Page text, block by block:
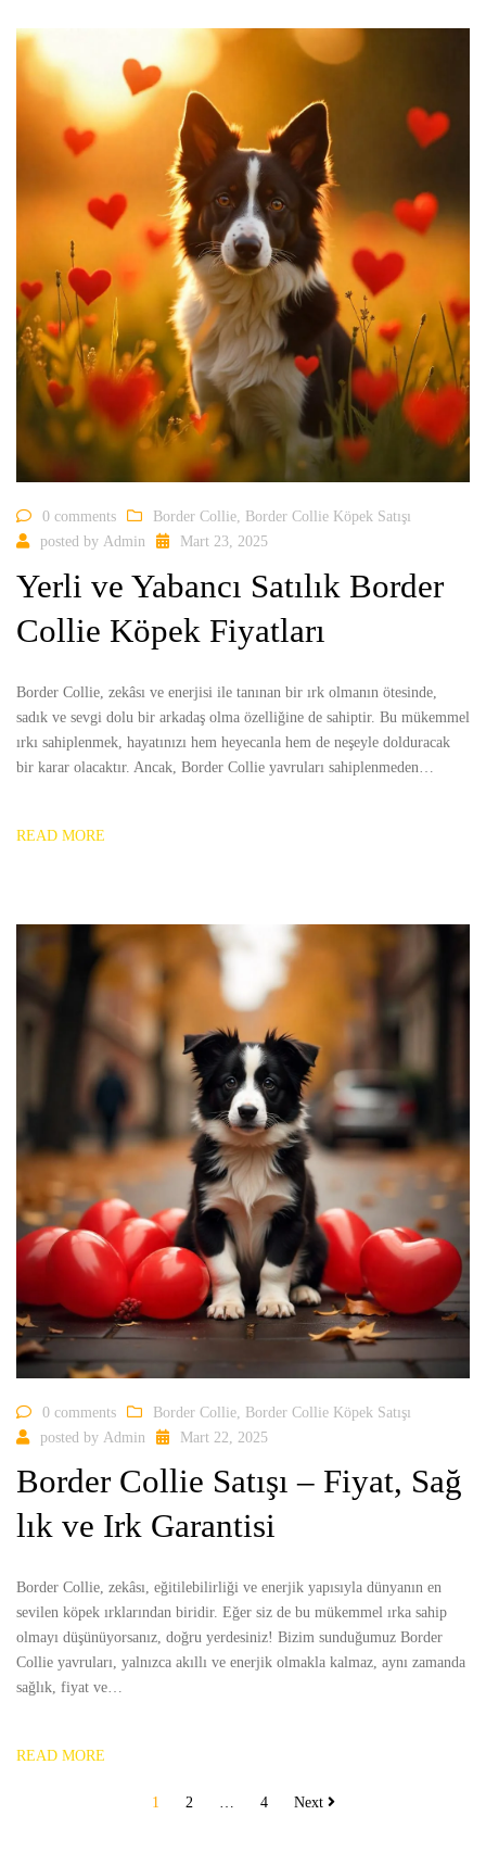
0 comments Border Collie, Border Collie Köpek Satışı
posted by Admin Mart 23, 2025
Yerli ve Yabancı Satılık Border
Collie Köpek Fiyatları
Border Collie, zekâsı ve enerjisi ile tanınan bir ırk olmanın ötesinde,
sadık ve sevgi dolu bir arkadaş olma özelliğine de sahiptir. Bu mükemmel
ırkı sahiplenmek, hayatınızı hem heyecanla hem de neşeyle dolduracak
bir karar olacaktır. Ancak, Border Collie yavruları sahiplenmeden…
READ MORE
0 comments Border Collie
Border Collie Köpek Satışı
posted by Admin Mart 22, 2025
Border Collie Satışı – Fiyat, Sağ
lık ve Irk Garantisi
Border Collie, zekâsı, eğitilebilirliği ve enerjik yapısıyla dünyanın en
sevilen köpek ırklarından biridir. Eğer siz de bu mükemmel ırka sahip
olmayı düşünüyorsanız, doğru yerdesiniz! Bizim sunduğumuz Border
Collie yavruları, yalnızca akıllı ve enerjik olmakla kalmaz, aynı zamanda
sağlık, fiyat ve…
READ MORE
1 2 … 4 Next